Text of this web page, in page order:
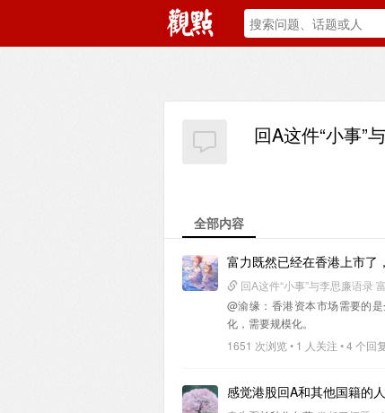
回A这件“小事”
全部内容
富力既然已经在香港上市了
回A这件“小事”与李思廉语录
@渝缘 ：香港资本市场需要的
化，需要规模化。
1651 次浏览 • 1 人关注 • 4 个回
感觉港股回A和其他国籍的